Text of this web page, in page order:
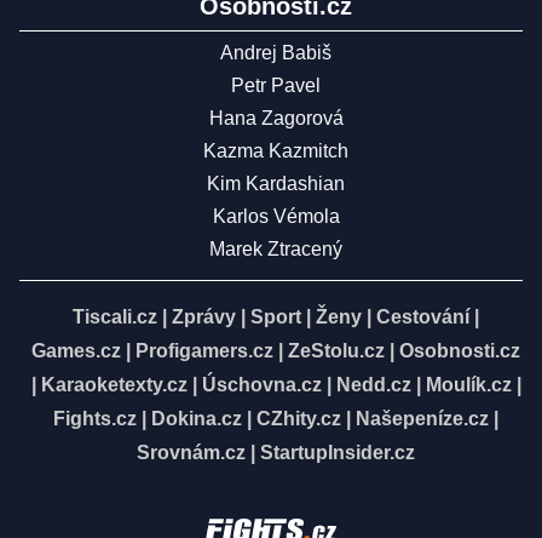
Osobnosti.cz
Andrej Babiš
Petr Pavel
Hana Zagorová
Kazma Kazmitch
Kim Kardashian
Karlos Vémola
Marek Ztracený
Tiscali.cz Zprávy Sport Ženy Cestování
Games.cz
Profigamers.cz ZeStolu.cz
Osobnosti.cz
Karaoketexty.cz| Úschovna.cz| Nedd.cz| Moulík.cz|
Fights.cz
Dokina.cz CZhity.cz Našepeníze.cz
Srovnám.cz
StartupInsider.cz